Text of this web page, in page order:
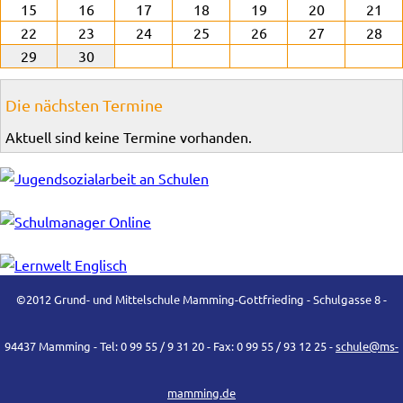
15
16 17 18 19 20
21
22
23 24 25 26 27
28
29
30
Die nächsten Termine
Aktuell sind keine Termine vorhanden.
©2012 Grund- und Mittelschule Mamming-Gottfrieding - Schulgasse 8 -
94437 Mamming - Tel: 0 99 55 / 9 31 20 - Fax: 0 99 55 / 93 12 25 -schule@ms-
mamming.de